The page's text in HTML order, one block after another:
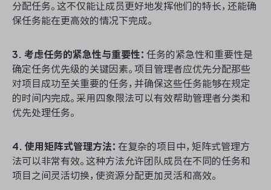
分配任务。这不仅能让成员更好地发挥他们的特长，还能确
保任务能在更高效的情况下完成。
3. 考虑任务的紧急性与重要性： 任务的紧急性和重要性是
确定任务优先级的关键因素。项目管理者应优先分配那些
对项目成功至关重要的任务，并确保这些任务能够在规定
的时间内完成。采用四象限法可以有效帮助管理者分类和
优先处理任务。
4. 使用矩阵式管理方法： 在复杂的项目中，矩阵式管理方
法可以非常有效。这种方法允许团队成员在不同的任务和
项目之间灵活切换，使资源分配更加灵活和高效。